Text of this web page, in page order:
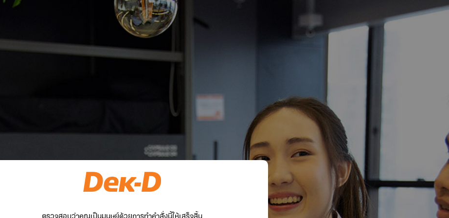
ตรวจสอบว่าคุณเป็นมนุษย์ด้วยการทำคำสั่งนี้ให้เสร็จสิ้น